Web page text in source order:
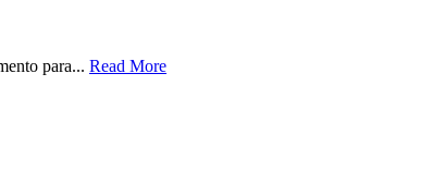
para... Read More